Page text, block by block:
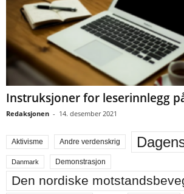
Instruksjoner for leserinnlegg
Redaksjonen - 14. desember 2021
Aktivisme Andre verdenskrig
Danmark Demonstrasjon
Den nordiske